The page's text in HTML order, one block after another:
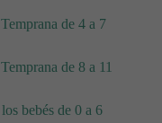
de 4 a 7
de 8 a 11
bebés de 0 a 6